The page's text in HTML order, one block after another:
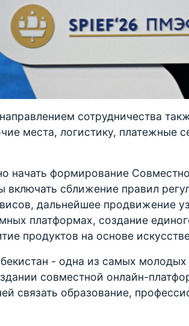
сотрудничества
места, логистику, платежные
начать формирование
включать сближение правил
дальнейшее продвижение
платформах, создание
продуктов на основе
- одна из самых
совместной онлайн-
связать образование,